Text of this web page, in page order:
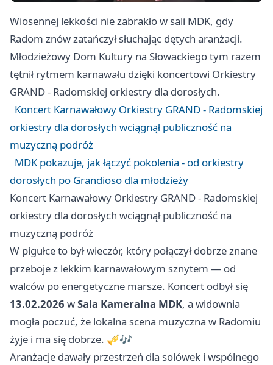
Wiosennej lekkości nie zabrakło w sali MDK, gdy
Radom znów zatańczył słuchając dętych aranżacji.
Młodzieżowy Dom Kultury na Słowackiego tym razem
tętnił rytmem karnawału dzięki koncertowi Orkiestry
GRAND - Radomskiej orkiestry dla dorosłych.
Koncert Karnawałowy Orkiestry GRAND - Radomskiej
orkiestry dla dorosłych wciągnął publiczność na
muzyczną podróż
MDK pokazuje, jak łączyć pokolenia - od orkiestry
dorosłych po Grandioso dla młodzieży
Koncert Karnawałowy Orkiestry GRAND - Radomskiej
orkiestry dla dorosłych wciągnął publiczność na
muzyczną podróż
W pigułce to był wieczór, który połączył dobrze znane
przeboje z lekkim karnawałowym sznytem — od
walców po energetyczne marsze. Koncert odbył się
13.02.2026 wSala Kameralna MDK, a widownia
mogła poczuć, że lokalna scena muzyczna w Radomiu
żyje i ma się dobrze. 🎺🎶
Aranżacje dawały przestrzeń dla solówek i wspólnego